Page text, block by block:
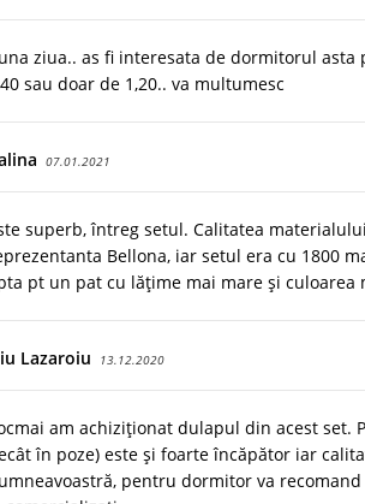
ziua.. as fi interesata de dormitorul
sau doar de 1,20.. va multumesc
07.01.2021
superb, întreg setul. Calitatea
Bellona, iar setul era cu 1800
pt un pat cu lățime mai mare și
Lazaroiu 13.12.2020
am achiziționat dulapul din acest set.
în poze) este și foarte încăpător iar
pentru dormitor va